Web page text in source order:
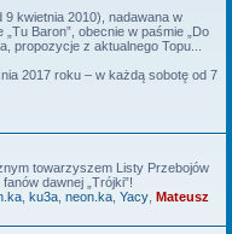
9 kwietnia 2010), nadawana w
Baron”, obecnie w paśmie „Do
propozycje z aktualnego Topu...
2017 roku – w każdą sobotę od 7
towarzyszem Listy Przebojów
dawnej „Trójki”!
ku3a neon.ka Yacy Mateusz